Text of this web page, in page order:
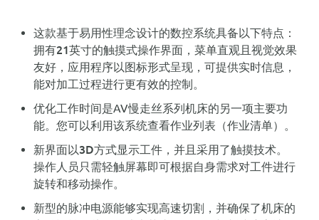
这款基于易用性理念设计的数控系统具备以下特点：
拥有21英寸的触摸式操作界面，菜单直观且视觉效果
友好，应用程序以图标形式呈现，可提供实时信息，
能对加工过程进行更有效的控制。
优化工作时间是AV慢走丝系列机床的另一项主要功
能。您可以利用该系统查看作业列表（作业清单）。
新界面以3D方式显示工件，并且采用了触摸技术。
操作人员只需轻触屏幕即可根据自身需求对工件进行
旋转和移动操作。
新型的脉冲电源能够实现高速切割，并确保了机床的